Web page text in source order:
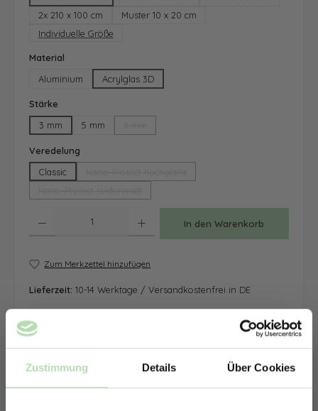
Zustimmung Details Über Cookies
2x 210 x 100 cm
Muster 10 x 20 cm
Individuelle Größe
Material
Aluminium
Acrylglas 3D
Stärke
3 mm
5 mm
Veredelung
Classic
In den Warenkorb
Zum Merkzettel hinzufügen
Lieferzeit: 10-14 Werktage / Versandkostenfrei in DE